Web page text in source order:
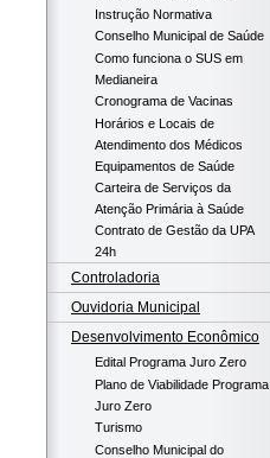
Instrução Normativa
Conselho Municipal de Saúde
Como funciona o SUS em
Medianeira
Cronograma de Vacinas
Horários e Locais de
Atendimento dos Médicos
Equipamentos de Saúde
Carteira de Serviços da
Atenção Primária à Saúde
Contrato de Gestão da UPA
24h
Controladoria
Ouvidoria Municipal
Desenvolvimento Econômico
Edital Programa Juro Zero
Plano de Viabilidade Programa
Juro Zero
Turismo
Conselho Municipal do